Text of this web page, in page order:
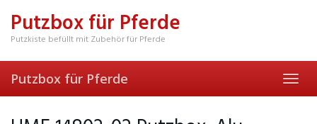
mainPutzbox für Pferde
Putzkiste befüllt mit Zubehör für Pferde
Putzbox für Pferde